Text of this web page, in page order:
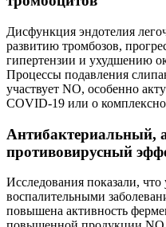
Дисфункция эндотелия
развитию тромбозов,
гипертензии и ухудшению
Процессы подавления
участвует NO, особенно
COVID-19 или о
Антибактериальный,
противовирусный
Исследования показали,
воспалительными
повышена активность